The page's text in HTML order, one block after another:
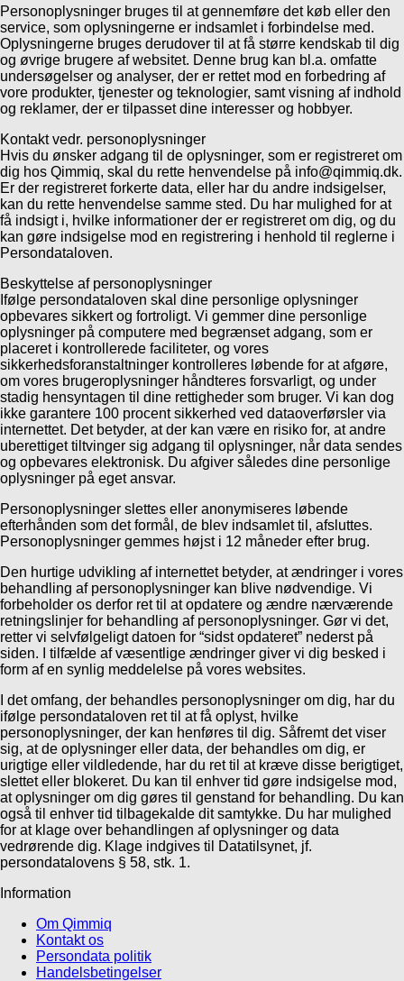
Personoplysninger bruges til at gennemføre det køb eller den
service, som oplysningerne er indsamlet i forbindelse med.
Oplysningerne bruges derudover til at få større kendskab til dig
og øvrige brugere af websitet. Denne brug kan bl.a. omfatte
undersøgelser og analyser, der er rettet mod en forbedring af
vore produkter, tjenester og teknologier, samt visning af indhold
og reklamer, der er tilpasset dine interesser og hobbyer.
Kontakt vedr. personoplysninger
Hvis du ønsker adgang til de oplysninger, som er registreret om
dig hos Qimmiq, skal du rette henvendelse på info@qimmiq.dk.
Er der registreret forkerte data, eller har du andre indsigelser,
kan du rette henvendelse samme sted. Du har mulighed for at
få indsigt i, hvilke informationer der er registreret om dig, og du
kan gøre indsigelse mod en registrering i henhold til reglerne i
Persondataloven.
Beskyttelse af personoplysninger
Ifølge persondataloven skal dine personlige oplysninger
opbevares sikkert og fortroligt. Vi gemmer dine personlige
oplysninger på computere med begrænset adgang, som er
placeret i kontrollerede faciliteter, og vores
sikkerhedsforanstaltninger kontrolleres løbende for at afgøre,
om vores brugeroplysninger håndteres forsvarligt, og under
stadig hensyntagen til dine rettigheder som bruger. Vi kan dog
ikke garantere 100 procent sikkerhed ved dataoverførsler via
internettet. Det betyder, at der kan være en risiko for, at andre
uberettiget tiltvinger sig adgang til oplysninger, når data sendes
og opbevares elektronisk. Du afgiver således dine personlige
oplysninger på eget ansvar.
Personoplysninger slettes eller anonymiseres løbende
efterhånden som det formål, de blev indsamlet til, afsluttes.
Personoplysninger gemmes højst i 12 måneder efter brug.
Den hurtige udvikling af internettet betyder, at ændringer i vores
behandling af personoplysninger kan blive nødvendige. Vi
forbeholder os derfor ret til at opdatere og ændre nærværende
retningslinjer for behandling af personoplysninger. Gør vi det,
retter vi selvfølgeligt datoen for “sidst opdateret” nederst på
siden. I tilfælde af væsentlige ændringer giver vi dig besked i
form af en synlig meddelelse på vores websites.
I det omfang, der behandles personoplysninger om dig, har du
ifølge persondataloven ret til at få oplyst, hvilke
personoplysninger, der kan henføres til dig. Såfremt det viser
sig, at de oplysninger eller data, der behandles om dig, er
urigtige eller vildledende, har du ret til at kræve disse berigtiget,
slettet eller blokeret. Du kan til enhver tid gøre indsigelse mod,
at oplysninger om dig gøres til genstand for behandling. Du kan
også til enhver tid tilbagekalde dit samtykke. Du har mulighed
for at klage over behandlingen af oplysninger og data
vedrørende dig. Klage indgives til Datatilsynet, jf.
persondatalovens § 58, stk. 1.
Information
Om Qimmiq
Kontakt os
Persondata politik
Handelsbetingelser